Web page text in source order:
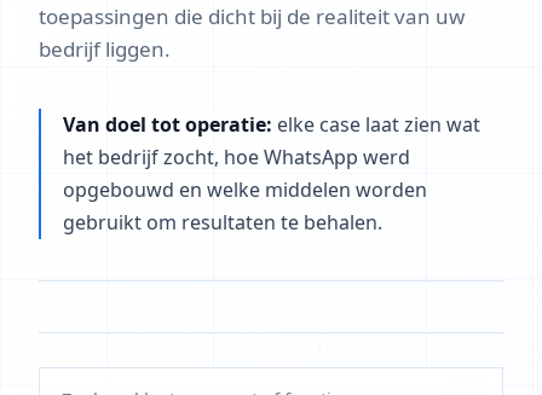
toepassingen die dicht bij de realiteit van uw
bedrijf liggen.
Van doel tot operatie: elke case laat zien wat
het bedrijf zocht, hoe WhatsApp werd
opgebouwd en welke middelen worden
gebruikt om resultaten te behalen.